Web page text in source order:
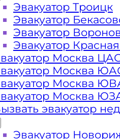
в
Эвакуатор Троицк
Эвакуатор
Эвакуатор
Эвакуатор
Москва
Москва
Москва
Москва
эвакуатор
Эвакуатор